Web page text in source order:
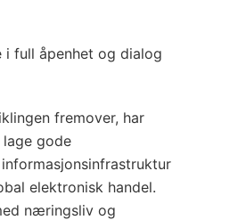
i full åpenhet og dialog
fremover, har
gode
elektronisk handel.
næringsliv og